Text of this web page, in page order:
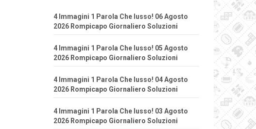
4 Immagini 1 Parola Che lusso! 06 Agosto
2026 Rompicapo Giornaliero Soluzioni
4 Immagini 1 Parola Che lusso! 05 Agosto
2026 Rompicapo Giornaliero Soluzioni
4 Immagini 1 Parola Che lusso! 04 Agosto
2026 Rompicapo Giornaliero Soluzioni
4 Immagini 1 Parola Che lusso! 03 Agosto
2026 Rompicapo Giornaliero Soluzioni